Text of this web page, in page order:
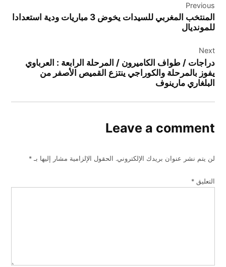
المقالات
Previous
المنتخب المغربي للسيدات يخوض 3 مباريات ودية استعدادا
للمونديال
Next
دراجات / طواف الكاميرون / المرحلة الرابعة : العرباوي
يفوز بالمرحلة والكوراجي ينتزع القميص الأصفر من
البلغاري مارينوف
Leave a comment
لن يتم نشر عنوان بريدك الإلكتروني. الحقول الإلزامية مشار إليها بـ*
التعليق*